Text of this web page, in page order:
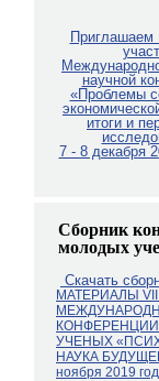
Приглашаем
научной
«Проблемы
итоги и
7 - 8 декабря
Сборник
молодых
Скачать
МАТЕРИАЛЫ VIII
УЧЕНЫХ
НАУКА
ноября 2019